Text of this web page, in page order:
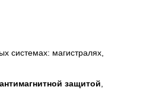
системах: магистралях,
антимагнитной защитой,